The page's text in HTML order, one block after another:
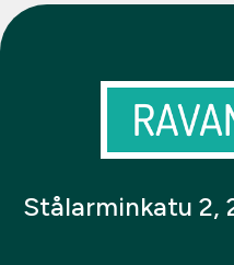
Stålarminkatu 2,